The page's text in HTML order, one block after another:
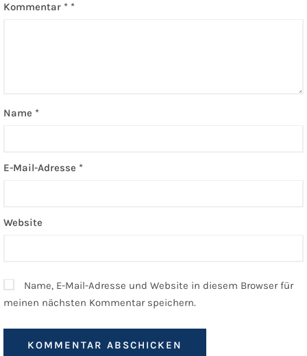
Kommentar *
Name *
E-Mail-Adresse *
Website
Name, E-Mail-Adresse und Website in diesem Browser für
meinen nächsten Kommentar speichern.